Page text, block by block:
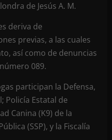
de Jesús A. M.
deriva de
previas, a las cuales
así como de denuncias
089.
participan la Defensa,
Policía Estatal de
Canina (K9) de la
(SSP), y la Fiscalía